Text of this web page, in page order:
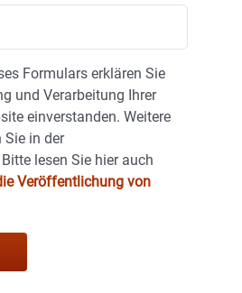
Formulars erklären Sie
und Verarbeitung Ihrer
einverstanden. Weitere
in der
Bitte lesen Sie hier auch
Veröffentlichung von